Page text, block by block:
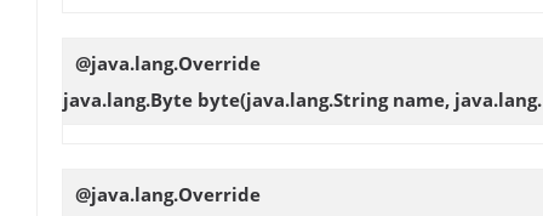
@java.lang.Override
java.lang.Byte byte(java.lang.String name,
@java.lang.Override